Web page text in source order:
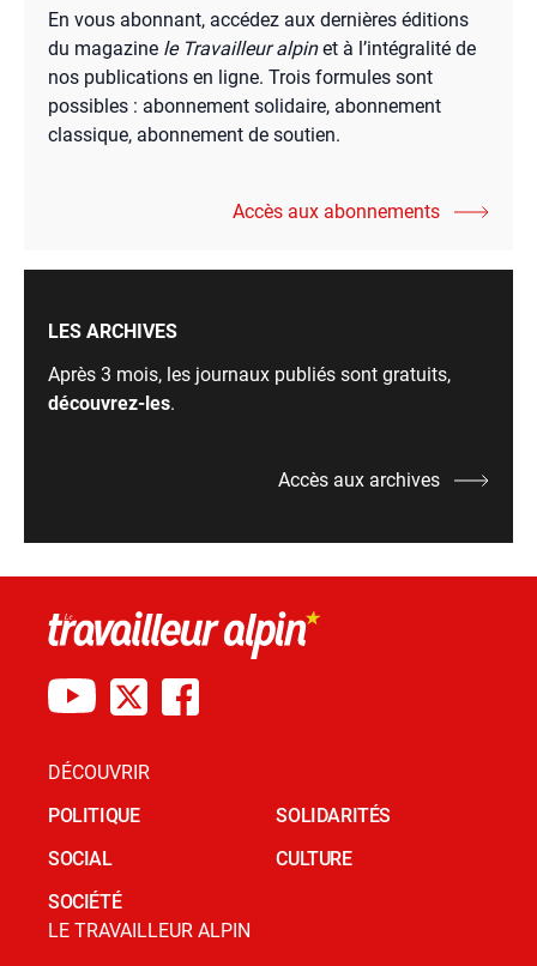
En vous abonnant, accédez aux dernières éditions
du magazine le Travailleur alpinet à l’intégralité de
nos publications en ligne. Trois formules sont
possibles : abonnement solidaire, abonnement
classique, abonnement de soutien.
Accès aux abonnements
LES ARCHIVES
Après 3 mois, les journaux publiés sont gratuits,
découvrez-les.
Accès aux archives
DÉCOUVRIR
POLITIQUE
SOCIAL
SOCIÉTÉ
SOLIDARITÉS
CULTURE
LE TRAVAILLEUR ALPIN